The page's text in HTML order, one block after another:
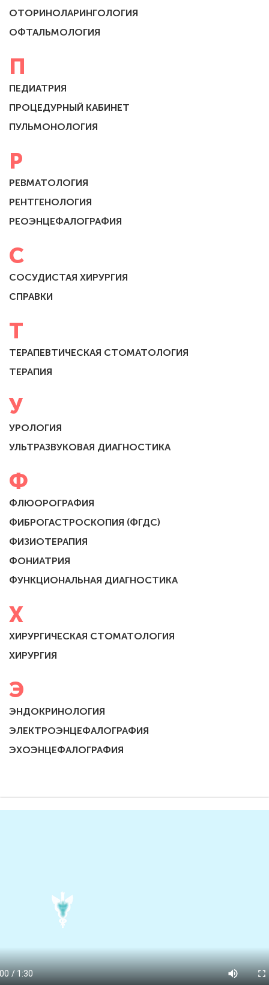
ОТОРИНОЛАРИНГОЛОГИЯ
ОФТАЛЬМОЛОГИЯ
П
ПЕДИАТРИЯ
ПРОЦЕДУРНЫЙ КАБИНЕТ
ПУЛЬМОНОЛОГИЯ
Р
РЕВМАТОЛОГИЯ
РЕНТГЕНОЛОГИЯ
РЕОЭНЦЕФАЛОГРАФИЯ
С
СОСУДИСТАЯ ХИРУРГИЯ
СПРАВКИ
Т
ТЕРАПЕВТИЧЕСКАЯ СТОМАТОЛОГИЯ
ТЕРАПИЯ
У
УРОЛОГИЯ
УЛЬТРАЗВУКОВАЯ ДИАГНОСТИКА
Ф
ФЛЮОРОГРАФИЯ
ФИБРОГАСТРОСКОПИЯ (ФГДС)
ФИЗИОТЕРАПИЯ
ФОНИАТРИЯ
ФУНКЦИОНАЛЬНАЯ ДИАГНОСТИКА
Х
ХИРУРГИЧЕСКАЯ СТОМАТОЛОГИЯ
ХИРУРГИЯ
Э
ЭНДОКРИНОЛОГИЯ
ЭЛЕКТРОЭНЦЕФАЛОГРАФИЯ
ЭХОЭНЦЕФАЛОГРАФИЯ